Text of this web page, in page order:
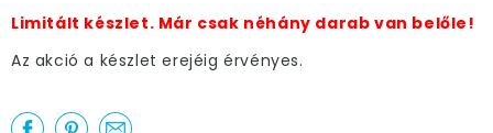
Limitált készlet. Már csak néhány darab van belőle!
Az akció a készlet erejéig érvényes.